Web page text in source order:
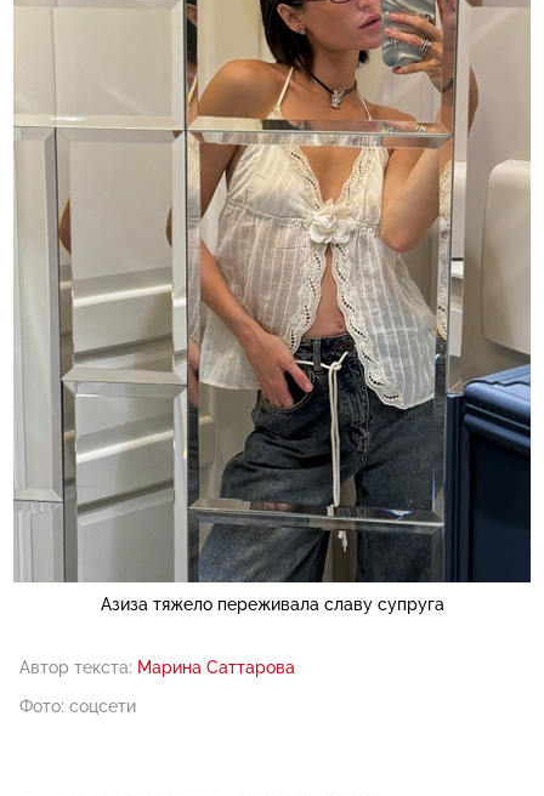
Азиза тяжело переживала славу супруга
Автор текста: Марина Саттарова
Фото: соцсети